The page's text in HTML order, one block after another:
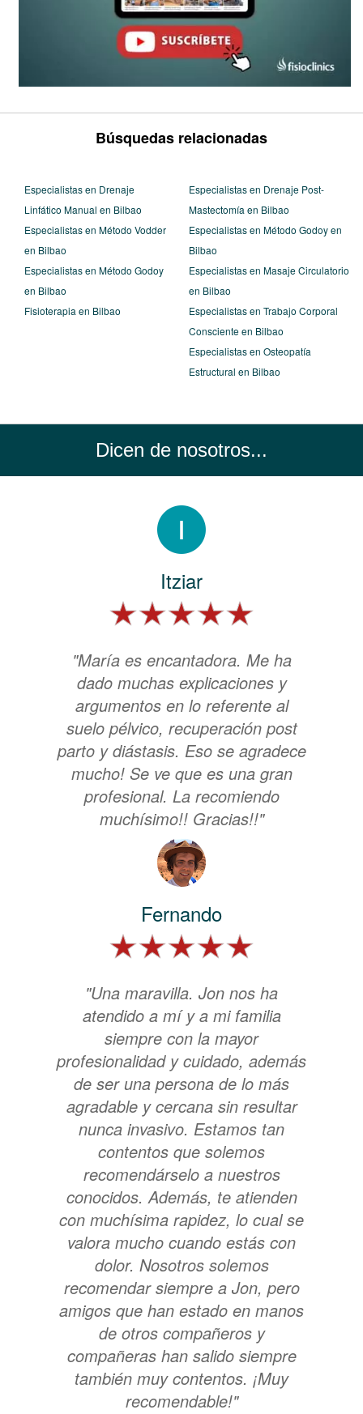
Búsquedas relacionadas
Especialistas en Drenaje
Linfático Manual en Bilbao
Especialistas en Método Vodder
en Bilbao
Especialistas en Método Godoy
en Bilbao
Fisioterapia en Bilbao
Especialistas en Drenaje Post-
Mastectomía en Bilbao
Especialistas en Método Godoy en
Bilbao
Especialistas en Masaje Circulatorio
en Bilbao
Especialistas en Trabajo Corporal
Consciente en Bilbao
Especialistas en Osteopatía
Estructural en Bilbao
Dicen de nosotros...
Itziar
"María es encantadora. Me ha
dado muchas explicaciones y
argumentos en lo referente al
suelo pélvico, recuperación post
parto y diástasis. Eso se agradece
mucho! Se ve que es una gran
profesional. La recomiendo
muchísimo!! Gracias!!"
Fernando
"Una maravilla. Jon nos ha
atendido a mí y a mi familia
siempre con la mayor
profesionalidad y cuidado, además
de ser una persona de lo más
agradable y cercana sin resultar
nunca invasivo. Estamos tan
contentos que solemos
recomendárselo a nuestros
conocidos. Además, te atienden
con muchísima rapidez, lo cual se
valora mucho cuando estás con
dolor. Nosotros solemos
recomendar siempre a Jon, pero
amigos que han estado en manos
de otros compañeros y
compañeras han salido siempre
también muy contentos. ¡Muy
recomendable!"